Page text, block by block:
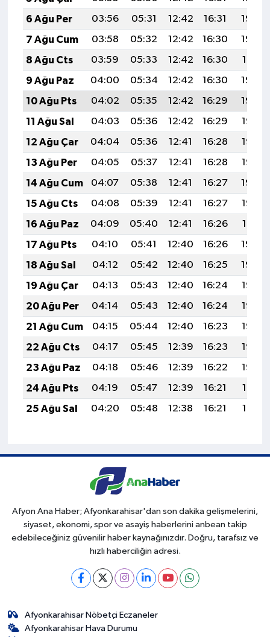
6 Ağu Per
03:56 05:31 12:42 16:31
19:43
7 Ağu Cum
03:58 05:32 12:42 16:30
19:42
8 Ağu Cts
03:59 05:33 12:42 16:30
19:41
9 Ağu Paz
04:00 05:34 12:42 16:30
19:40
10 Ağu Pts
04:02 05:35 12:42 16:29
19:39
11 Ağu Sal
04:03 05:36 12:42 16:29
19:38
12 Ağu Çar
04:04 05:36 12:41 16:28
19:36
13 Ağu Per
04:05 05:37 12:41 16:28
19:35
14 Ağu Cum
04:07 05:38 12:41 16:27
19:34
15 Ağu Cts
04:08 05:39 12:41 16:27
19:33
16 Ağu Paz
04:09 05:40 12:41 16:26
19:31
17 Ağu Pts
04:10 05:41 12:40 16:26
19:30
18 Ağu Sal
04:12 05:42 12:40 16:25
19:29
19 Ağu Çar
04:13 05:43 12:40 16:24
19:28
20 Ağu Per
04:14 05:43 12:40 16:24
19:26
21 Ağu Cum
04:15 05:44 12:40 16:23
19:25
22 Ağu Cts
04:17 05:45 12:39 16:23
19:23
23 Ağu Paz
04:18 05:46 12:39 16:22
19:22
24 Ağu Pts
04:19 05:47 12:39 16:21
19:21
25 Ağu Sal
04:20 05:48 12:38 16:21 19:19
Afyon Ana Haber; Afyonkarahisar'dan son dakika gelişmelerini,
siyaset, ekonomi, spor ve asayiş haberlerini anbean takip
edebileceğiniz güvenilir haber kaynağınızdır. Doğru, tarafsız ve
hızlı haberciliğin adresi.
Afyonkarahisar Nöbetçi Eczaneler
Afyonkarahisar Hava Durumu